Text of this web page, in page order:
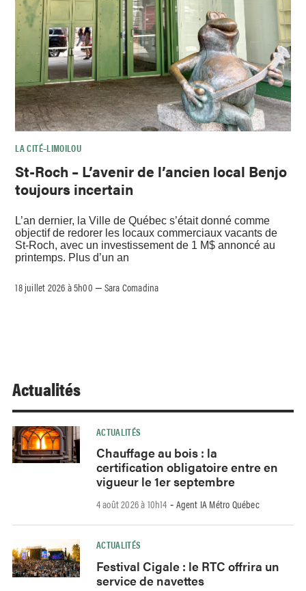
LA CITÉ–LIMOILOU
St-Roch – L’avenir de l’ancien local Benjo
toujours incertain
L’an dernier, la Ville de Québec s’était donné comme
objectif de redorer les locaux commerciaux vacants de
St-Roch, avec un investissement de 1 M$ annoncé au
printemps. Plus d’un an
18 juillet 2026 à 5h00 – Sara Comadina
Actualités
ACTUALITÉS
Chauffage au bois : la
certification obligatoire entre en
vigueur le 1er septembre
4 août 2026 à 10h14 - Agent IA Métro Québec
ACTUALITÉS
Festival Cigale : le RTC offrira un
service de navettes